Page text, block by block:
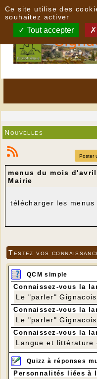
Nouvelles
Poster
menus du mois d'avril
Mairie
télécharger les
Testez vos
QCM simple
Connaissez-vous la
Le "parler" Gignacois
Connaissez-vous la
Le "parler"
Connaissez-vous la
Langue et littérature
Quizz à réponses
Personnalités liées à
Ce site utilise des
souhaitez activer
Tout accepter